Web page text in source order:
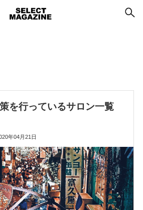
を行っているサロン一覧
年04月21日